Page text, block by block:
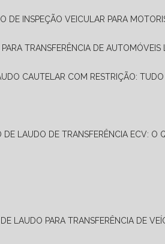
DE INSPEÇÃO VEICULAR PARA
PARA TRANSFERÊNCIA DE
CAUTELAR COM RESTRIÇÃO:
DE LAUDO DE TRANSFERÊNCIA ECV: O
DE LAUDO PARA TRANSFERÊNCIA DE